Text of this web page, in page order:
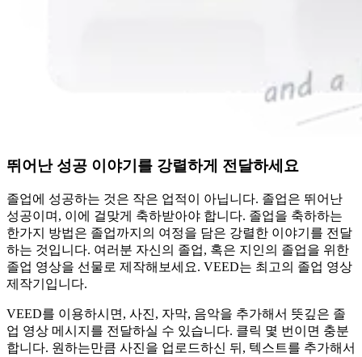
뛰어난 성공 이야기를 강렬하게 전달하세요
졸업에 성공하는 것은 작은 업적이 아닙니다. 졸업은 뛰어난
성공이며, 이에 걸맞게 축하받아야 합니다. 졸업을 축하하는
한가지 방법은 졸업까지의 여정을 담은 강렬한 이야기를 전달
하는 것입니다. 여러분 자신의 졸업, 혹은 지인의 졸업을 위한
졸업 영상을 선물로 제작해보세요. VEED는 최고의 졸업 영상
제작기입니다.
VEED를 이용하시면, 사진, 자막, 음악을 추가해서 뜻깊은 졸
업 영상 메시지를 전달하실 수 있습니다. 클릭 몇 번이면 충분
합니다. 원하는만큼 사진을 업로드하신 뒤, 텍스트를 추가해서